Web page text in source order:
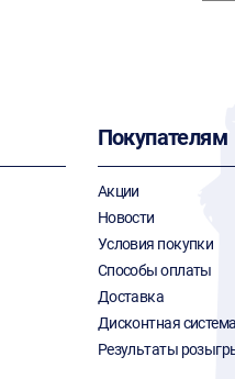
Покупателям
Акции
Новости
Условия покупки
Способы оплаты
Доставка
Дисконтная система
Результаты